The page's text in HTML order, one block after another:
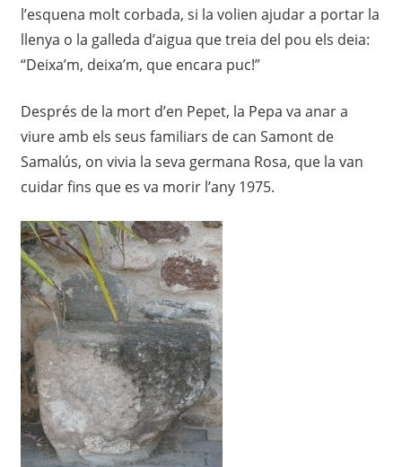
l’esquena molt corbada, si la volien ajudar a portar la
llenya o la galleda d’aigua que treia del pou els deia:
“Deixa’m, deixa’m, que encara puc!”
Després de la mort d’en Pepet, la Pepa va anar a
viure amb els seus familiars de can Samont de
Samalús, on vivia la seva germana Rosa, que la van
cuidar fins que es va morir l’any 1975.